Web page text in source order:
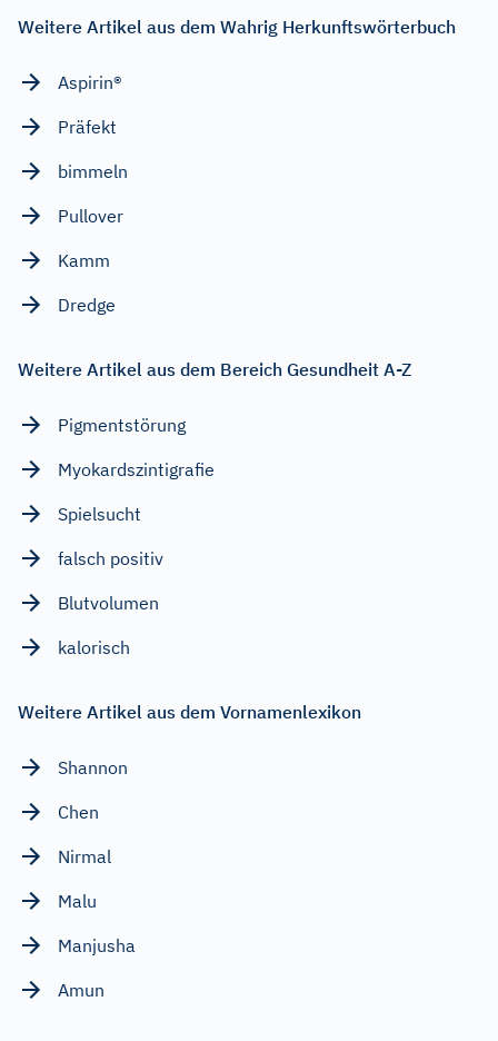
Weitere Artikel aus dem Wahrig Herkunftswörterbuch
Aspirin®
Präfekt
bimmeln
Pullover
Kamm
Dredge
Weitere Artikel aus dem Bereich Gesundheit A-Z
Pigmentstörung
Myokardszintigrafie
Spielsucht
falsch positiv
Blutvolumen
kalorisch
Weitere Artikel aus dem Vornamenlexikon
Shannon
Chen
Nirmal
Malu
Manjusha
Amun